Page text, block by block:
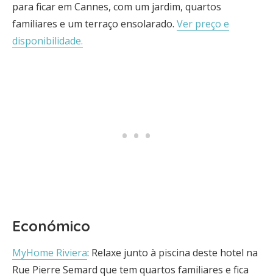
para ficar em Cannes, com um jardim, quartos
familiares e um terraço ensolarado. Ver preço e
disponibilidade.
Económico
MyHome Riviera: Relaxe junto à piscina deste hotel na
Rue Pierre Semard que tem quartos familiares e fica